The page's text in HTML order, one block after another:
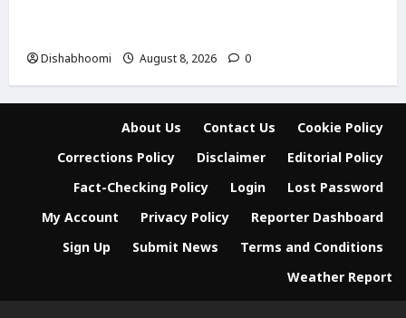
Dishabhoomi August 8, 2026 0
About Us Contact Us
Cookie Policy
Corrections Policy
Disclaimer
Editorial Policy
Fact-Checking Policy
Login
Lost Password
My Account
Privacy Policy
Reporter Dashboard
Sign Up
Submit News
Terms and Conditions
Weather Report